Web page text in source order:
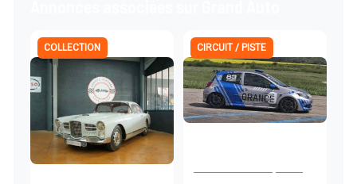
COLLECTION CIRCUIT / PISTE